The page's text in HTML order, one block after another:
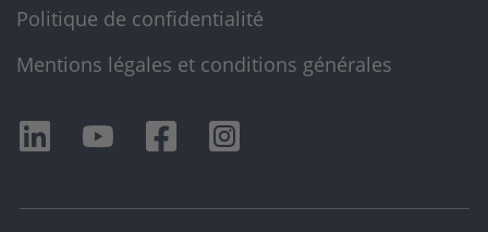
Politique de confidentialité
Mentions légales et conditions générales